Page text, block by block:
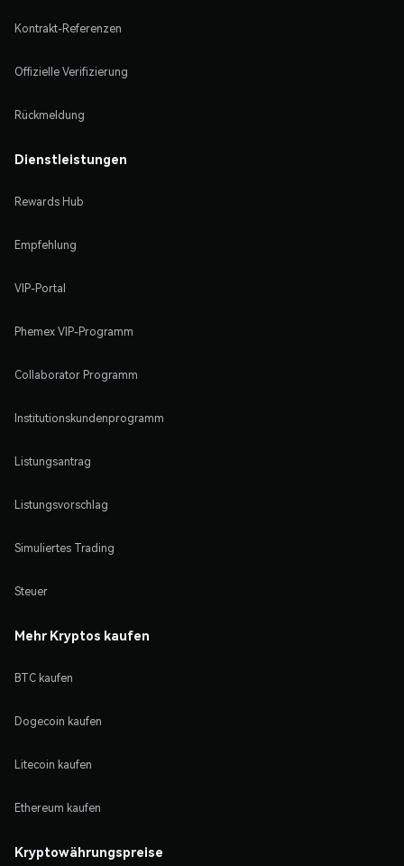
Kontrakt-Referenzen
Offizielle Verifizierung
Rückmeldung
Dienstleistungen
Rewards Hub
Empfehlung
VIP-Portal
Phemex VIP-Programm
Collaborator Programm
Institutionskundenprogramm
Listungsantrag
Listungsvorschlag
Simuliertes Trading
Steuer
Mehr Kryptos kaufen
BTC kaufen
Dogecoin kaufen
Litecoin kaufen
Ethereum kaufen
Kryptowährungspreise